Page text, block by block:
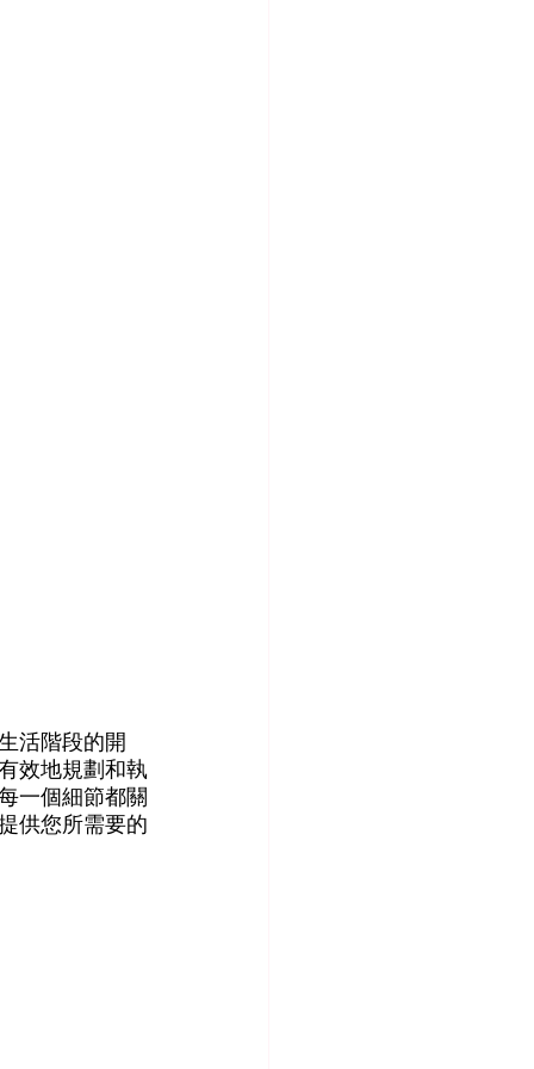
活階段的開
效地規劃和執
一個細節都關
供您所需要的